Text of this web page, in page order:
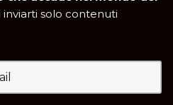
solo contenuti